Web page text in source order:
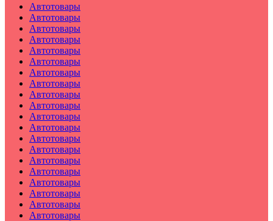
Автотовары
Автотовары
Автотовары
Автотовары
Автотовары
Автотовары
Автотовары
Автотовары
Автотовары
Автотовары
Автотовары
Автотовары
Автотовары
Автотовары
Автотовары
Автотовары
Автотовары
Автотовары
Автотовары
Автотовары